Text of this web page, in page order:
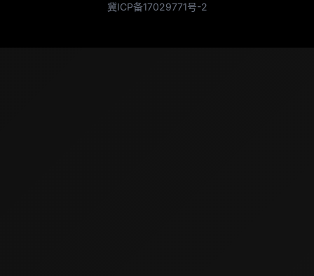
冀ICP备17029771号-2